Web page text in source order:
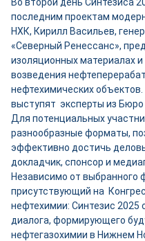
последним проектам
НХК, Кирилл Васильев,
«Северный Ренессанс»,
изоляционных материалах
возведения
нефтехимических
выступят эксперты из Бюро
Для потенциальных
разнообразные форматы,
эффективно достичь
докладчик, спонсор и
Независимо от выбранного
присутствующий на
нефтехимии: Синтезис 2025
диалога, формирующего
нефтегазохимии в Нижнем